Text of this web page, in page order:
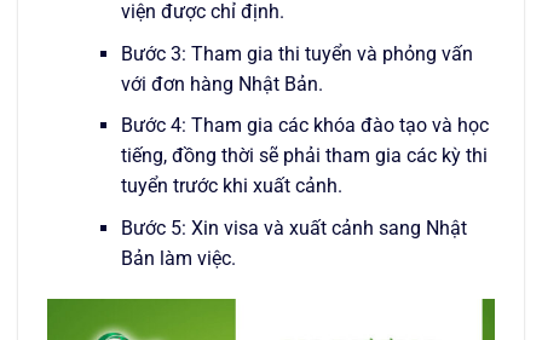
viện được chỉ định.
Bước 3: Tham gia thi tuyển và phỏng vấn
với đơn hàng Nhật Bản.
Bước 4: Tham gia các khóa đào tạo và học
tiếng, đồng thời sẽ phải tham gia các kỳ thi
tuyển trước khi xuất cảnh.
Bước 5: Xin visa và xuất cảnh sang Nhật
Bản làm việc.